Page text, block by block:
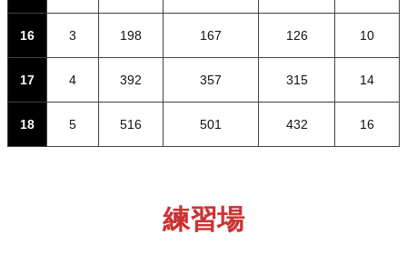
16 3 198 167 126 10
17 4 392 357 315 14
18 5 516 501 432 16
練習場